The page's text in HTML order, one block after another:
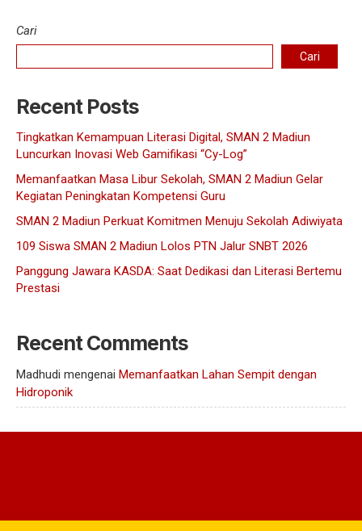
Cari
Cari
Recent Posts
Tingkatkan Kemampuan Literasi Digital, SMAN 2 Madiun
Luncurkan Inovasi Web Gamifikasi “Cy-Log”
Memanfaatkan Masa Libur Sekolah, SMAN 2 Madiun Gelar
Kegiatan Peningkatan Kompetensi Guru
SMAN 2 Madiun Perkuat Komitmen Menuju Sekolah Adiwiyata
109 Siswa SMAN 2 Madiun Lolos PTN Jalur SNBT 2026
Panggung Jawara KASDA: Saat Dedikasi dan Literasi Bertemu
Prestasi
Recent Comments
Madhudi mengenai Memanfaatkan Lahan Sempit dengan
Hidroponik